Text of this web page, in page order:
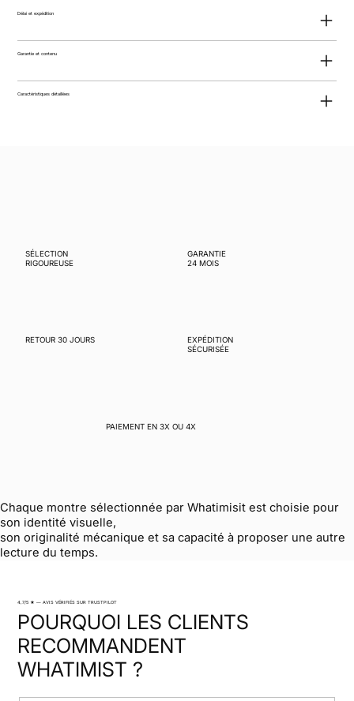
Délai et expédition
Garantie et contenu
Caractéristiques détaillées
SÉLECTION
RIGOUREUSE
GARANTIE
24 MOIS
RETOUR 30 JOURS
EXPÉDITION
SÉCURISÉE
PAIEMENT EN 3X OU 4X
Chaque montre sélectionnée par Whatimisit est choisie pour
son identité visuelle,
son originalité mécanique et sa capacité à proposer une autre
lecture du temps.
4,7/5 ★ — AVIS VÉRIFIÉS SUR TRUSTPILOT
POURQUOI LES CLIENTS
RECOMMANDENT
WHATIMIST ?